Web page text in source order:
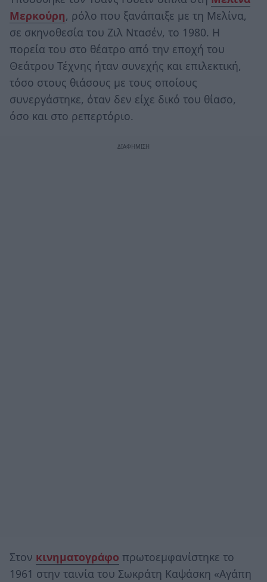
Μερκούρη, ρόλο που ξανάπαιξε με τη Μελίνα,
σε σκηνοθεσία του Ζιλ Ντασέν, το 1980. Η
πορεία του στο θέατρο από την εποχή του
Θεάτρου Τέχνης ήταν συνεχής και επιλεκτική,
τόσο στους θιάσους με τους οποίους
συνεργάστηκε, όταν δεν είχε δικό του θίασο,
όσο και στο ρεπερτόριο.
Στον κινηματογράφο πρωτοεμφανίστηκε το
1961 στην ταινία του Σωκράτη Καψάσκη «Αγάπη